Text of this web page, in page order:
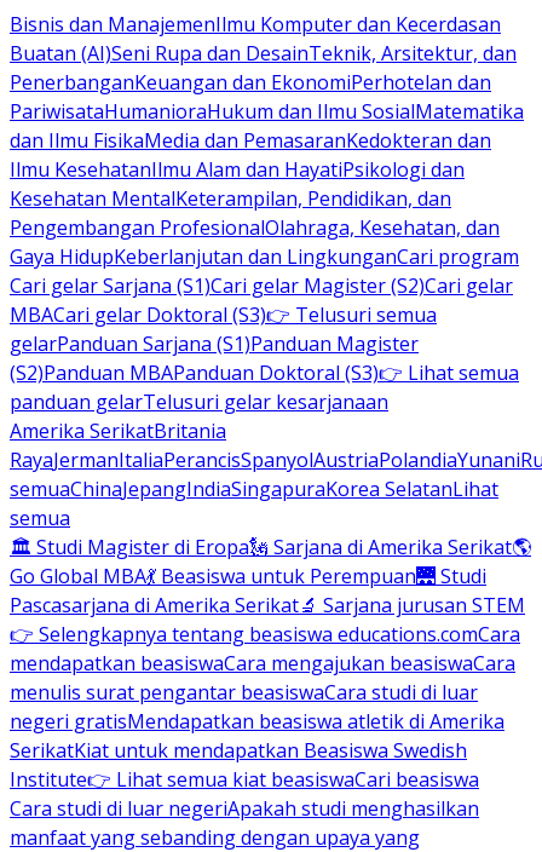
Bisnis dan ManajemenIlmu Komputer dan Kecerdasan
Buatan (AI)Seni Rupa dan DesainTeknik, Arsitektur, dan
PenerbanganKeuangan dan EkonomiPerhotelan dan
PariwisataHumanioraHukum dan Ilmu SosialMatematika
dan Ilmu FisikaMedia dan PemasaranKedokteran dan
Ilmu KesehatanIlmu Alam dan HayatiPsikologi dan
Kesehatan MentalKeterampilan, Pendidikan, dan
Pengembangan ProfesionalOlahraga, Kesehatan, dan
Gaya HidupKeberlanjutan dan LingkunganCari program
Cari gelar Sarjana (S1)Cari gelar Magister (S2)Cari gelar
MBACari gelar Doktoral (S3)👉 Telusuri semua
gelarPanduan Sarjana (S1)Panduan Magister
(S2)Panduan MBAPanduan Doktoral (S3)👉 Lihat semua
panduan gelarTelusuri gelar kesarjanaan
Amerika SerikatBritania
RayaJermanItaliaPerancisSpanyolAustriaPolandiaYunani
semuaChinaJepangIndiaSingapuraKorea SelatanLihat
semua
🏛 Studi Magister di Eropa🗽 Sarjana di Amerika Serikat🌎
Go Global MBA💃 Beasiswa untuk Perempuan🌉 Studi
Pascasarjana di Amerika Serikat🔬 Sarjana jurusan STEM
👉 Selengkapnya tentang beasiswa educations.comCara
mendapatkan beasiswaCara mengajukan beasiswaCara
menulis surat pengantar beasiswaCara studi di luar
negeri gratisMendapatkan beasiswa atletik di Amerika
SerikatKiat untuk mendapatkan Beasiswa Swedish
Institute👉 Lihat semua kiat beasiswaCari beasiswa
Cara studi di luar negeriApakah studi menghasilkan
manfaat yang sebanding dengan upaya yang